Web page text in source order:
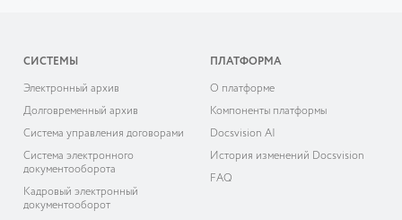
СИСТЕМЫ
Электронный архив
Долговременный архив
Система управления договорами
Система электронного
документооборота
Кадровый электронный
документооборот
ПЛАТФОРМА
О платформе
Компоненты платформы
Docsvision AI
История изменений Docsvision
FAQ